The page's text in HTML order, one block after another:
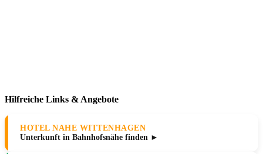
Hilfreiche Links & Angebote
HOTEL NAHE WITTENHAGEN
Unterkunft in Bahnhofsnähe finden ►